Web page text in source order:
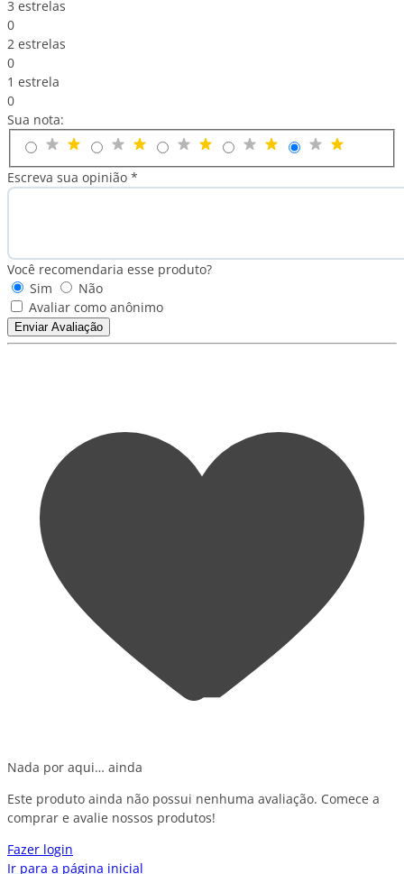
3 estrelas
0
2 estrelas
0
1 estrela
0
Sua nota:
Escreva sua opinião *
Você recomendaria esse produto?
Sim
Não
Avaliar como anônimo
Enviar Avaliação
Nada por aqui… ainda
Este produto ainda não possui nenhuma avaliação. Comece a
comprar e avalie nossos produtos!
Fazer login
Ir para a página inicial